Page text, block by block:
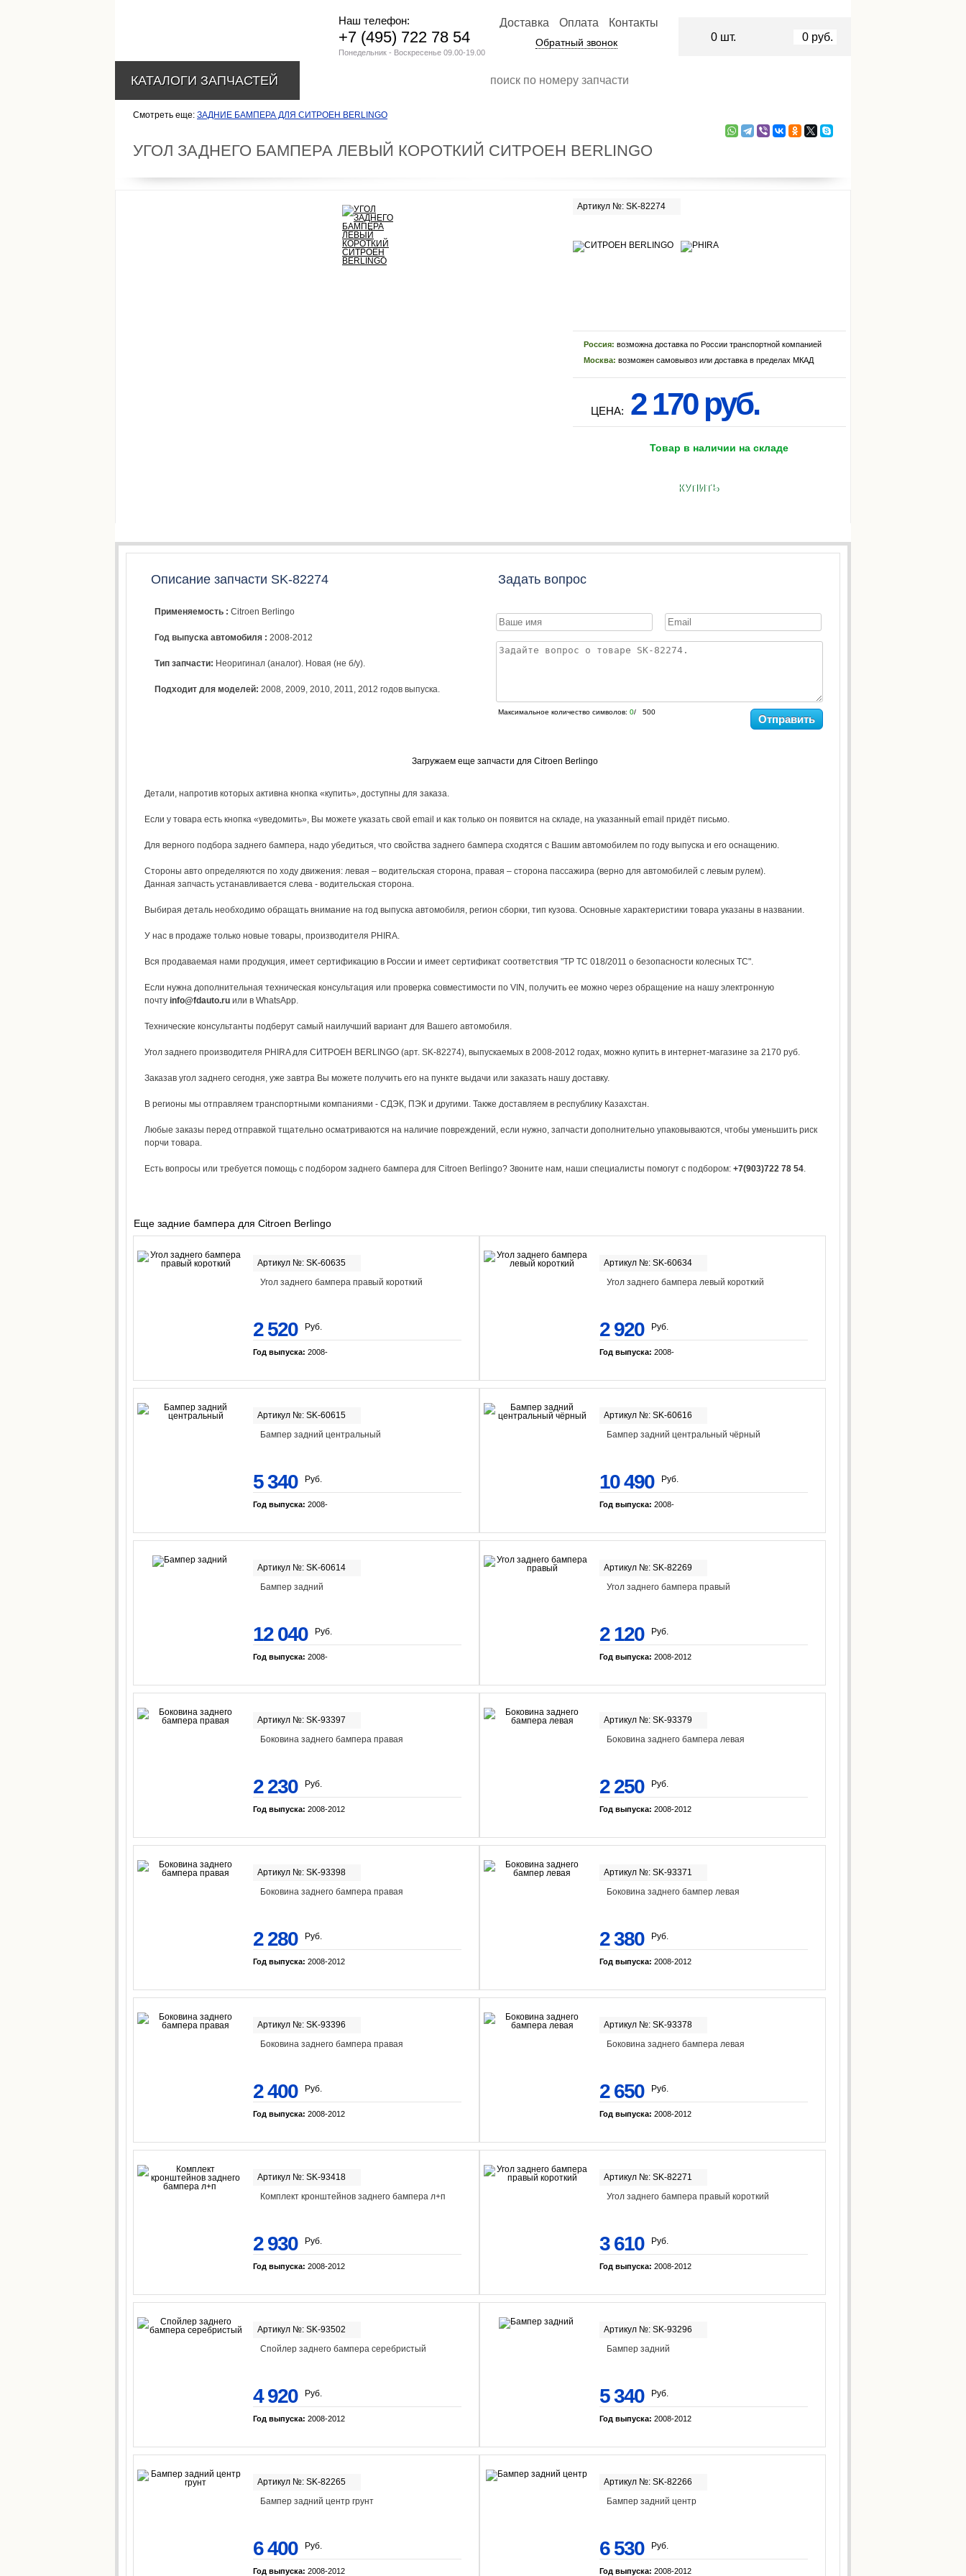
Смотреть еще: ЗАДНИЕ БАМПЕРА ДЛЯ СИТРОЕН BERLINGO
УГОЛ ЗАДНЕГО БАМПЕРА ЛЕВЫЙ КОРОТКИЙ СИТРОЕН BERLINGO
Артикул №: SK-82274
Россия: возможна доставка по России транспортной компанией
Москва: возможен самовывоз или доставка в пределах МКАД
ЦЕНА: 2 170 руб.
Товар в наличии на складе
КУПИТЬ
Описание запчасти SK-82274
Применяемость : Citroen Berlingo
Год выпуска автомобиля : 2008-2012
Тип запчасти: Неоригинал (аналог). Новая (не б/у).
Подходит для моделей: 2008, 2009, 2010, 2011, 2012 годов выпуска.
Задать вопрос
Максимальное количество символов: 0/ 500
Отправить
Загружаем еще запчасти для Citroen Berlingo
Детали, напротив которых активна кнопка «купить», доступны для заказа.
Если у товара есть кнопка «уведомить», Вы можете указать свой email и как только он появится на складе, на указанный email придёт письмо.
Для верного подбора заднего бампера, надо убедиться, что свойства заднего бампера сходятся с Вашим автомобилем по году выпуска и его оснащению.
Стороны авто определяются по ходу движения: левая – водительская сторона, правая – сторона пассажира (верно для автомобилей с левым рулем).
Данная запчасть устанавливается слева - водительская сторона.
Выбирая деталь необходимо обращать внимание на год выпуска автомобиля, регион сборки, тип кузова. Основные характеристики товара указаны в названии.
У нас в продаже только новые товары, производителя PHIRA.
Вся продаваемая нами продукция, имеет сертификацию в России и имеет сертификат соответствия "ТР ТС 018/2011 о безопасности колесных ТС".
Если нужна дополнительная техническая консультация или проверка совместимости по VIN, получить ее можно через обращение на нашу электронную
почту info@fdauto.ru или в WhatsApp.
Технические консультанты подберут самый наилучший вариант для Вашего автомобиля.
Угол заднего производителя PHIRA для СИТРОЕН BERLINGO (арт. SK-82274), выпускаемых в 2008-2012 годах, можно купить в интернет-магазине за 2170 руб.
Заказав угол заднего сегодня, уже завтра Вы можете получить его на пункте выдачи или заказать нашу доставку.
В регионы мы отправляем транспортными компаниями - СДЭК, ПЭК и другими. Также доставляем в республику Казахстан.
Любые заказы перед отправкой тщательно осматриваются на наличие повреждений, если нужно, запчасти дополнительно упаковываются, чтобы уменьшить риск
порчи товара.
Есть вопросы или требуется помощь с подбором заднего бампера для Citroen Berlingo? Звоните нам, наши специалисты помогут с подбором: +7(903)722 78 54.
Еще задние бампера для Citroen Berlingo
Артикул №: SK-60635
Угол заднего бампера правый короткий
2 520 Руб.
Год выпуска: 2008-
Артикул №: SK-60634
Угол заднего бампера левый короткий
2 920 Руб.
Год выпуска: 2008-
Артикул №: SK-60615
Бампер задний центральный
5 340 Руб.
Год выпуска: 2008-
Артикул №: SK-60616
Бампер задний центральный чёрный
10 490 Руб.
Год выпуска: 2008-
Артикул №: SK-60614
Бампер задний
12 040 Руб.
Год выпуска: 2008-
Артикул №: SK-82269
Угол заднего бампера правый
2 120 Руб.
Год выпуска: 2008-2012
Артикул №: SK-93397
Боковина заднего бампера правая
2 230 Руб.
Год выпуска: 2008-2012
Артикул №: SK-93379
Боковина заднего бампера левая
2 250 Руб.
Год выпуска: 2008-2012
Артикул №: SK-93398
Боковина заднего бампера правая
2 280 Руб.
Год выпуска: 2008-2012
Артикул №: SK-93371
Боковина заднего бампер левая
2 380 Руб.
Год выпуска: 2008-2012
Артикул №: SK-93396
Боковина заднего бампера правая
2 400 Руб.
Год выпуска: 2008-2012
Артикул №: SK-93378
Боковина заднего бампера левая
2 650 Руб.
Год выпуска: 2008-2012
Артикул №: SK-93418
Комплект кронштейнов заднего бампера л+п
2 930 Руб.
Год выпуска: 2008-2012
Артикул №: SK-82271
Угол заднего бампера правый короткий
3 610 Руб.
Год выпуска: 2008-2012
Артикул №: SK-93502
Спойлер заднего бампера серебристый
4 920 Руб.
Год выпуска: 2008-2012
Артикул №: SK-93296
Бампер задний
5 340 Руб.
Год выпуска: 2008-2012
Артикул №: SK-82265
Бампер задний центр грунт
6 400 Руб.
Год выпуска: 2008-2012
Артикул №: SK-82266
Бампер задний центр
6 530 Руб.
Год выпуска: 2008-2012
Наш телефон:
+7 (495) 722 78 54
Понедельник - Воскресенье 09.00-19.00
Доставка Оплата Контакты
Обратный звонок 0 шт. 0 руб.
КАТАЛОГИ ЗАПЧАСТЕЙ